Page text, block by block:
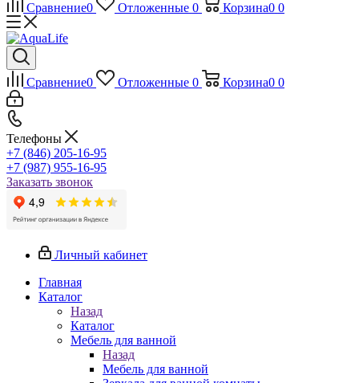
Сравнение0 Отложенные 0 Корзина0 0
Сравнение0 Отложенные 0 Корзина0 0
Телефоны
+7 (846) 205-16-95
+7 (987) 955-16-95
Заказать звонок
Личный кабинет
Главная
Каталог
Назад
Каталог
Мебель для ванной
Назад
Мебель для ванной